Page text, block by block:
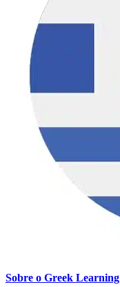
Sobre o Greek Learning